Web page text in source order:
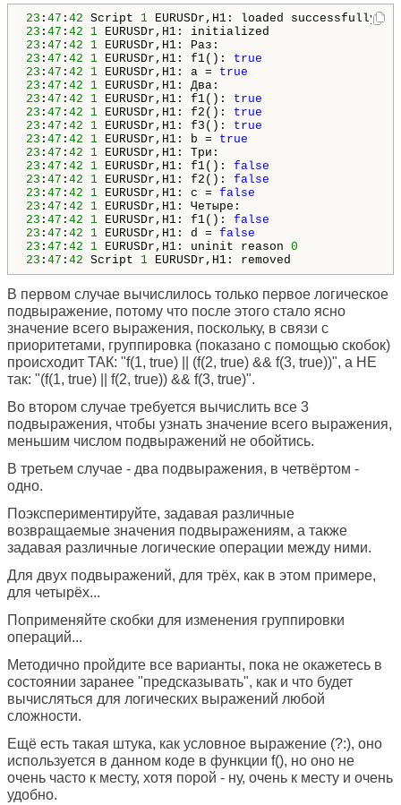
23 : 47 : 42 Script 1
23 : 47 : 42 1
23 : 47 : 42 1
23 : 47 : 42 1 EURUSDr,H1: f1(): true
23 : 47 : 42 1 EURUSDr,H1: a = true
23 : 47 : 42 1
23 : 47 : 42 1 EURUSDr,H1: f1(): true
23 : 47 : 42 1 EURUSDr,H1: f2(): true
23 : 47 : 42 1 EURUSDr,H1: f3(): true
23 : 47 : 42 1 EURUSDr,H1: b = true
23 : 47 : 42 1
23 : 47 : 42 1 EURUSDr,H1: f1(): false
23 : 47 : 42 1 EURUSDr,H1: f2(): false
23 : 47 : 42 1 EURUSDr,H1: c = false
23 : 47 : 42 1
23 : 47 : 42 1 EURUSDr,H1: f1(): false
23 : 47 : 42 1 EURUSDr,H1: d = false
23 : 47 : 42 1 EURUSDr,H1: uninit reason 0
23 : 47 : 42 Script 1 EURUSDr,H1: removed
В первом случае вычислилось только первое логическое
подвыражение, потому что после этого стало ясно
значение всего выражения, поскольку, в связи с
приоритетами, группировка (показано с помощью скобок)
происходит ТАК: "f(1, true) || (f(2, true) && f(3, true))", а НЕ
так: "(f(1, true) || f(2, true)) && f(3, true)".
Во втором случае требуется вычислить все 3
подвыражения, чтобы узнать значение всего выражения,
меньшим числом подвыражений не обойтись.
В третьем случае - два подвыражения, в четвёртом -
одно.
Поэкспериментируйте, задавая различные
возвращаемые значения подвыражениям, а также
задавая различные логические операции между ними.
Для двух подвыражений, для трёх, как в этом примере,
для четырёх...
Поприменяйте скобки для изменения группировки
операций...
Методично пройдите все варианты, пока не окажетесь в
состоянии заранее "предсказывать", как и что будет
вычисляться для логических выражений любой
сложности.
Ещё есть такая штука, как условное выражение (?:), оно
используется в данном коде в функции f(), но оно не
очень часто к месту, хотя порой - ну, очень к месту и очень
удобно.